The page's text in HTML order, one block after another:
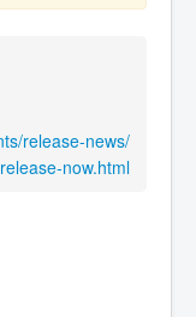
release-news/
now.html